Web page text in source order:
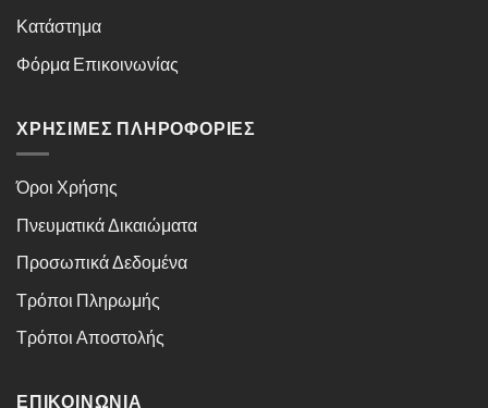
Κατάστημα
Φόρμα Επικοινωνίας
ΧΡΉΣΙΜΕΣ ΠΛΗΡΟΦΟΡΊΕΣ
Όροι Χρήσης
Πνευματικά Δικαιώματα
Προσωπικά Δεδομένα
Τρόποι Πληρωμής
Τρόποι Αποστολής
ΕΠΙΚΟΙΝΩΝΊΑ